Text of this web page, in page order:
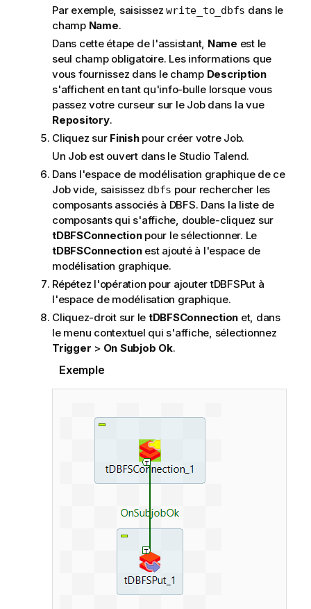
Par exemple, saisissezwrite_to_dbfs dans le
champ Name.
Dans cette étape de l'assistant, Name est le
seul champ obligatoire. Les informations que
vous fournissez dans le champ Description
s'affichent en tant qu'info-bulle lorsque vous
passez votre curseur sur le Job dans la vue
Repository.
Cliquez sur Finishpour créer votre Job.
Un Job est ouvert dans le Studio Talend.
Dans l'espace de modélisation graphique de ce
Job vide, saisissez dbfs pour rechercher les
composants associés à DBFS. Dans la liste de
composants qui s'affiche, double-cliquez sur
tDBFSConnectionpour le sélectionner. Le
tDBFSConnectionest ajouté à l'espace de
modélisation graphique.
Répétez l'opération pour ajoutertDBFSPutà
l'espace de modélisation graphique.
Cliquez-droit sur le tDBFSConnection et, dans
le menu contextuel qui s'affiche, sélectionnez
Trigger > On Subjob Ok.
Exemple